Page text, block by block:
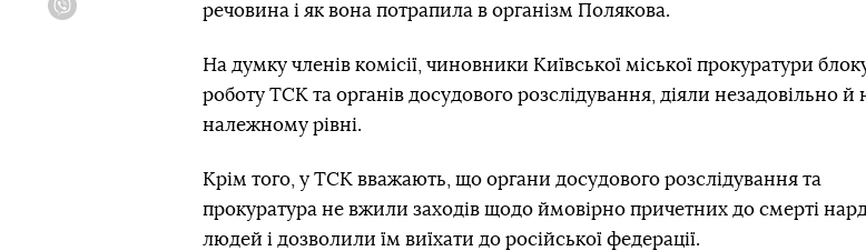
речовина і як вона потрапила в організм Полякова.
На думку членів комісії, чиновники Київської міської прокуратури
роботу ТСК та органів досудового розслідування, діяли незадовільно й
належному рівні.
Крім того, у ТСК вважають, що органи досудового розслідування та
прокуратура не вжили заходів щодо ймовірно причетних до смерті
людей і дозволили їм виїхати до російської федерації.